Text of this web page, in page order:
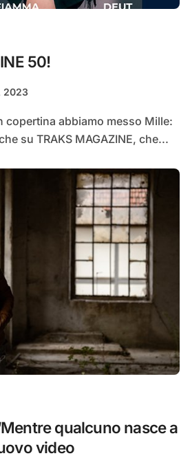
50!
2023
su TRAKS MAGAZINE, che...
qualcuno nasce a
video